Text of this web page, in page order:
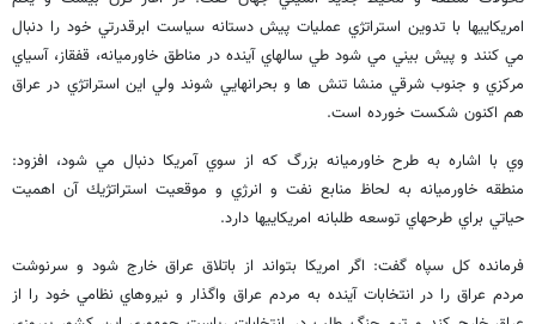
امريكاييها با تدوين استراتژي عمليات پيش دستانه سياست ابرقدرتي خود را دنبال
مي كنند و پيش بيني مي شود طي سالهاي آينده در مناطق خاورميانه، قفقاز، آسياي
مركزي و جنوب شرقي منشا تنش ها و بحرانهايي شوند ولي اين استراتژي در عراق
هم اكنون شكست خورده است.
وي با اشاره به طرح خاورميانه بزرگ كه از سوي آمريكا دنبال مي شود، افزود:
منطقه خاورميانه به لحاظ منابع نفت و انرژي و موقعيت استراتژيك آن اهميت
حياتي براي طرحهاي توسعه طلبانه امريكاييها دارد.
فرمانده كل سپاه گفت: اگر امريكا بتواند از باتلاق عراق خارج شود و سرنوشت
مردم عراق را در انتخابات آينده به مردم عراق واگذار و نيروهاي نظامي خود را از